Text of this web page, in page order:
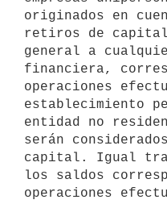
originados en
retiros de
general a
financiera,
operaciones
establecimiento
entidad no
serán
capital. Igual
los saldos
operaciones